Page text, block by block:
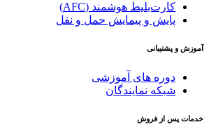
کارت‌بلیط هوشمند (AFC)
پایش و پیمایش حمل و نقل
آموزش و پشتیبانی
دوره های آموزشی
شبکه نمایندگان
خدمات پس از فروش